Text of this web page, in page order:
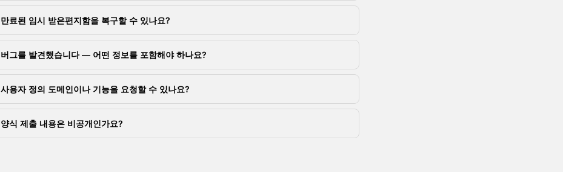
만료된 임시 받은편지함을 복구할 수 있나요?
버그를 발견했습니다 — 어떤 정보를 포함해야 하나요?
사용자 정의 도메인이나 기능을 요청할 수 있나요?
양식 제출 내용은 비공개인가요?